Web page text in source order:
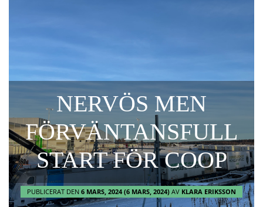
NERVÖS MEN
FÖRVÄNTANSFULL
START FÖR COOP
PUBLICERAT DEN 6 MARS, 2024 (6 MARS, 2024) AV KLARA ERIKSSON